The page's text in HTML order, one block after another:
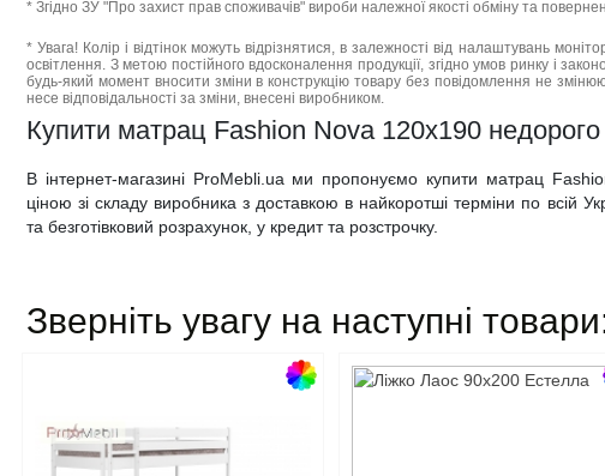
* Згідно ЗУ "Про захист прав споживачів" вироби належної якості обміну та
* Увага! Колір і відтінок можуть відрізнятися, в залежності від налаштувань
освітлення. З метою постійного вдосконалення продукції, згідно умов ринку і
будь-який момент вносити зміни в конструкцію товару без повідомлення не
несе відповідальності за зміни, внесені виробником.
Купити матрац Fashion Nova 120x190 недорого
В інтернет-магазині ProMebli.ua ми пропонуємо купити матрац
ціною зі складу виробника з доставкою в найкоротші терміни по всій
та безготівковий розрахунок, у кредит та розстрочку.
Зверніть увагу на наступні